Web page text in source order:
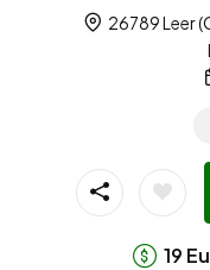
26789 Leer
19